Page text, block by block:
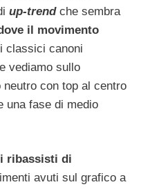
up-trendche sembra
il movimento
classici canoni
vediamo sullo
con top al centro
una fase di medio
ribassisti di
avuti sul grafico a